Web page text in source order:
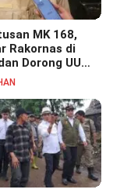
MK 168,
Rakornas di
Dorong UU
Pekerja